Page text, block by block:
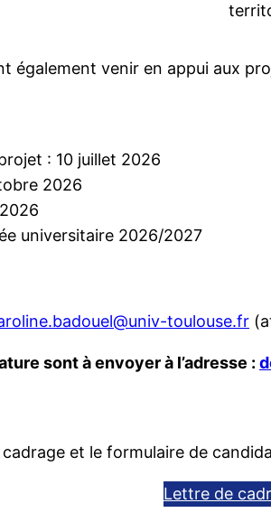
également venir en appui aux
: 10 juillet 2026
2026
universitaire 2026/2027
toulouse.fr
sont à envoyer à l’adresse :
et le formulaire de
Lettre de